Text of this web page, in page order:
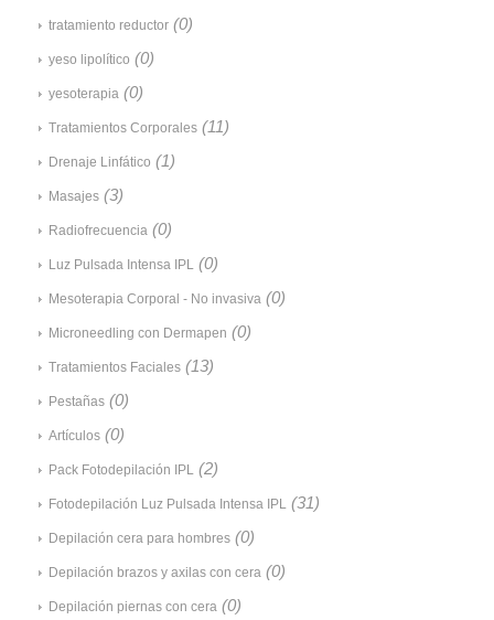
tratamiento reductor (0)
yeso lipolítico (0)
yesoterapia (0)
Tratamientos Corporales (11)
Drenaje Linfático (1)
Masajes (3)
Radiofrecuencia (0)
Luz Pulsada Intensa IPL (0)
Mesoterapia Corporal - No invasiva (0)
Microneedling con Dermapen (0)
Tratamientos Faciales (13)
Pestañas (0)
Artículos (0)
Pack Fotodepilación IPL (2)
Fotodepilación Luz Pulsada Intensa IPL (31)
Depilación cera para hombres (0)
Depilación brazos y axilas con cera (0)
Depilación piernas con cera (0)